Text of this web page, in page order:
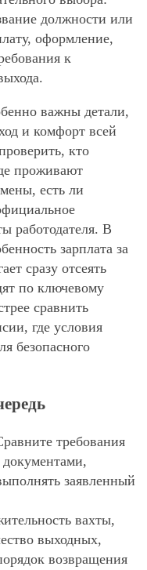
должности или
оформление,
к
важны детали,
и комфорт всей
кто
проживают
есть ли
работодателя. В
зарплата за
сразу отсеять
по ключевому
сравнить
где условия
безопасного
требования
заявленный
вахты,
выходных,
возвращения